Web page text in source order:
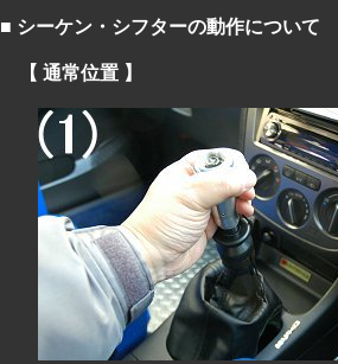
■ シーケン・シフターの動作について
【 通常位置 】